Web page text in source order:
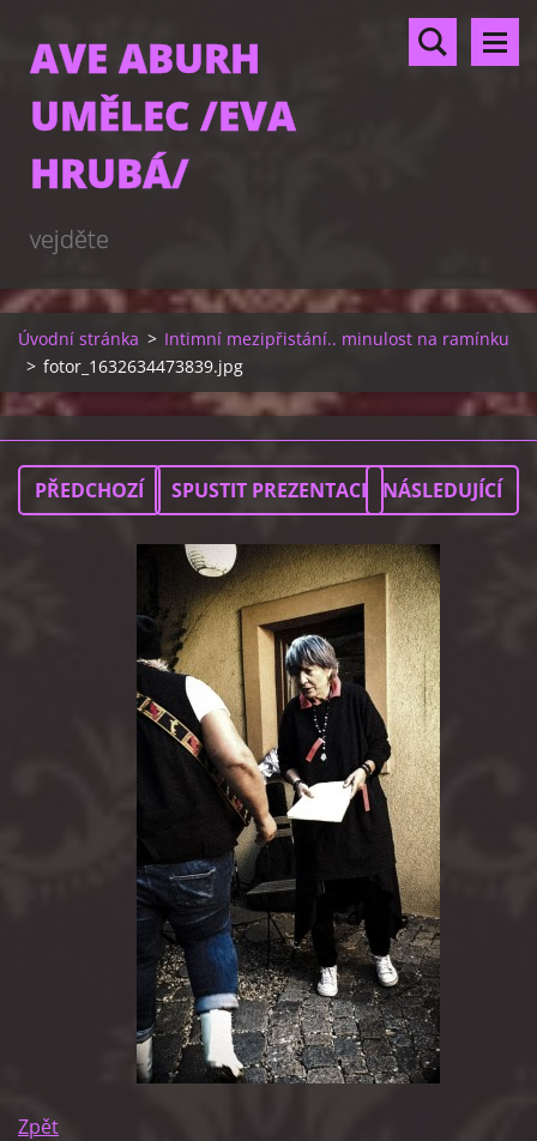
AVE ABURH
UMĚLEC /EVA
HRUBÁ/
vejděte
Úvodní stránka > Intimní mezipřistání.. minulost na ramínku
> fotor_1632634473839.jpg
PŘEDCHOZÍ SPUSTIT PREZENTACI NÁSLEDUJÍCÍ
Zpět